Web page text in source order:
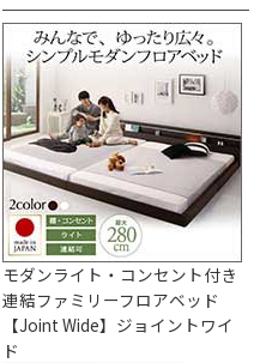
モダンライト・コンセント付き
連結ファミリーフロアベッド
【Joint Wide】ジョイントワイ
ド